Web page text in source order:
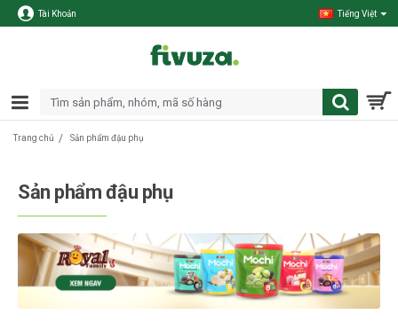
Tài Khoản Tiếng Việt
Trang chủ Sản phẩm đậu phụ
Sản phẩm đậu phụ